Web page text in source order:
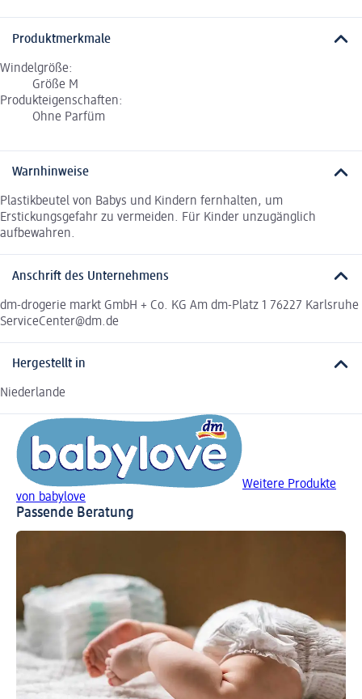
Produktmerkmale
Windelgröße:
Größe M
Produkteigenschaften:
Ohne Parfüm
Warnhinweise
Plastikbeutel von Babys und Kindern fernhalten, um
Erstickungsgefahr zu vermeiden. Für Kinder unzugänglich
aufbewahren.
Anschrift des Unternehmens
dm-drogerie markt GmbH + Co. KG Am dm-Platz 1 76227 Karlsruhe
ServiceCenter@dm.de
Hergestellt in
Niederlande
Weitere Produkte
von babylove
Passende Beratung